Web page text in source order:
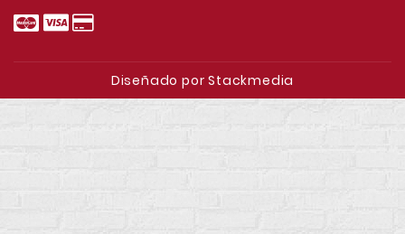
Diseñado por Stackmedia